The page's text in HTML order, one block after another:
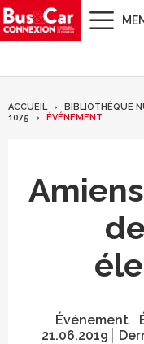
ACCUEIL BIBLIOTHÈQUE
1075
ÉVÉNEMENT
Événement
21.06.2019